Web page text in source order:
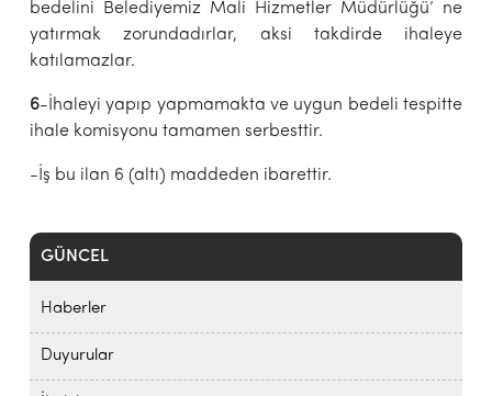
GÜNCEL
Haberler
Duyurular
bedelini Belediyemiz Mali Hizmetler Müdürlüğü’ ne
yatırmak zorundadırlar, aksi takdirde ihaleye
katılamazlar.
6-İhaleyi yapıp yapmamakta ve uygun bedeli tespitte
ihale komisyonu tamamen serbesttir.
-İş bu ilan 6 (altı) maddeden ibarettir.